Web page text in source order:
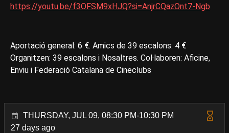
https://youtu.be/f3OFSM9xHJQ?si=AnjrCQazOnt7-Ngb
Aportació general: 6 €. Amics de 39 escalons: 4 €
Organitzen: 39 escalons i Nosaltres. Col·laboren: Aficine,
Enviu i Federació Catalana de Cineclubs
THURSDAY, JUL 09, 08:30 PM-10:30 PM
27 days ago